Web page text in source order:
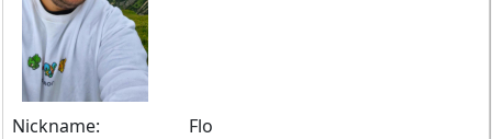
Nickname:
Flo